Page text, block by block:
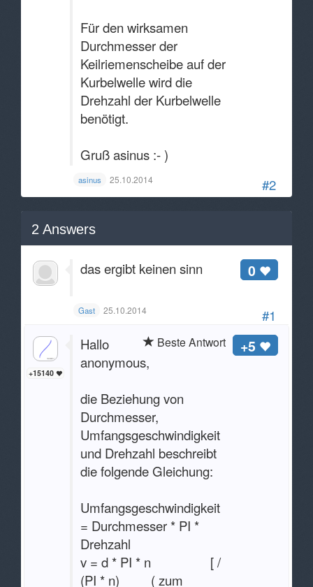
#2
Für den wirksamen
Durchmesser der
Keilriemenscheibe auf der
Kurbelwelle wird die
Drehzahl der Kurbelwelle
benötigt.
Gruß asinus :- )
asinus 25.10.2014
2 Answers
#1
0
das ergibt keinen sinn
Gast 25.10.2014
+15140
+5
Beste Antwort
Hallo
anonymous,
die Beziehung von
Durchmesser,
Umfangsgeschwindigkeit
und Drehzahl beschreibt
die folgende Gleichung:
Umfangsgeschwindigkeit
= Durchmesser * PI *
Drehzahl
v = d * PI * n [ /
(PI * n) ( zum